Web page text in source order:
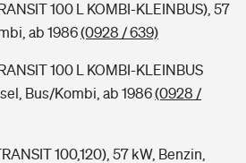
100 L KOMBI-KLEINBUS), 57
ab 1986(0928 / 639)
100 L KOMBI-KLEINBUS
Bus/Kombi, ab 1986(0928 /
100,120), 57 kW, Benzin,